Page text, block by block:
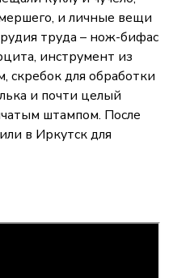
и личные вещи
труда – нож-бифас
инструмент из
скребок для обработки
и почти целый
штампом. После
в Иркутск для